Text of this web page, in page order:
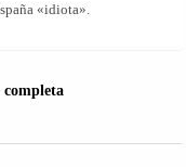
«idiota».